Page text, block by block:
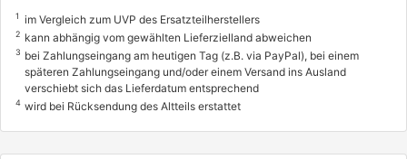
1 im Vergleich zum UVP des Ersatzteilherstellers
2 kann abhängig vom gewählten Lieferzielland abweichen
3 bei Zahlungseingang am heutigen Tag (z.B. via PayPal), bei einem
späteren Zahlungseingang und/oder einem Versand ins Ausland
verschiebt sich das Lieferdatum entsprechend
4 wird bei Rücksendung des Altteils erstattet